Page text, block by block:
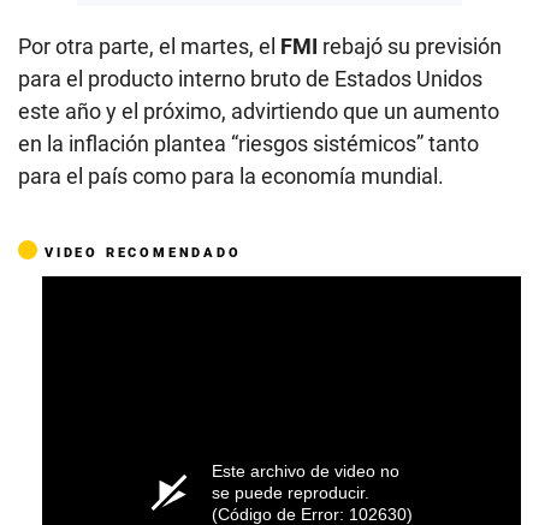
Por otra parte, el martes, el FMI rebajó su previsión
para el producto interno bruto de Estados Unidos
este año y el próximo, advirtiendo que un aumento
en la inflación plantea “riesgos sistémicos” tanto
para el país como para la economía mundial.
VIDEO RECOMENDADO
Este archivo de video no
se puede reproducir.
(Código de Error: 102630)